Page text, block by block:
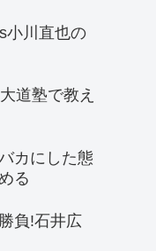
小川直也の
道塾で教え
カにした態
る
負!石井広